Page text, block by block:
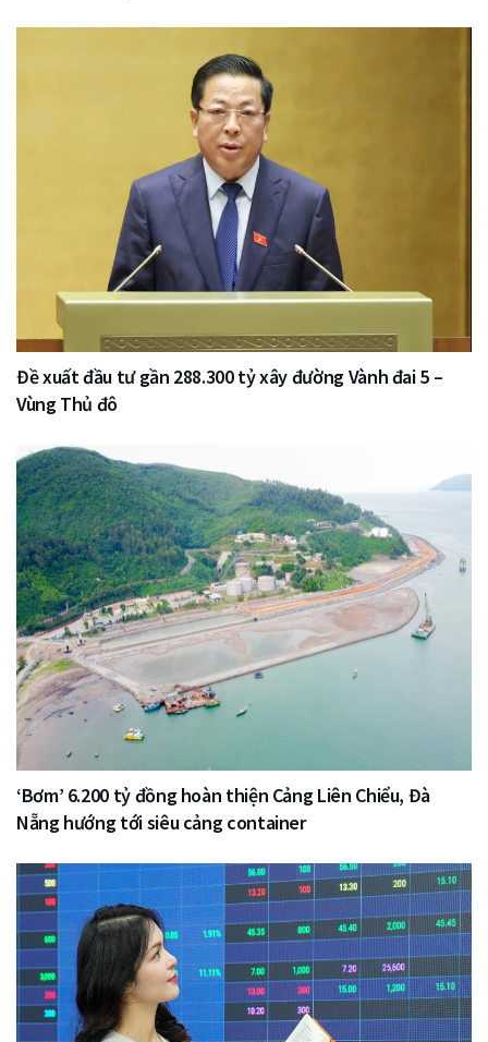
Đề xuất đầu tư gần 288.300 tỷ xây đường Vành đai 5 –
Vùng Thủ đô
‘Bơm’ 6.200 tỷ đồng hoàn thiện Cảng Liên Chiểu, Đà
Nẵng hướng tới siêu cảng container